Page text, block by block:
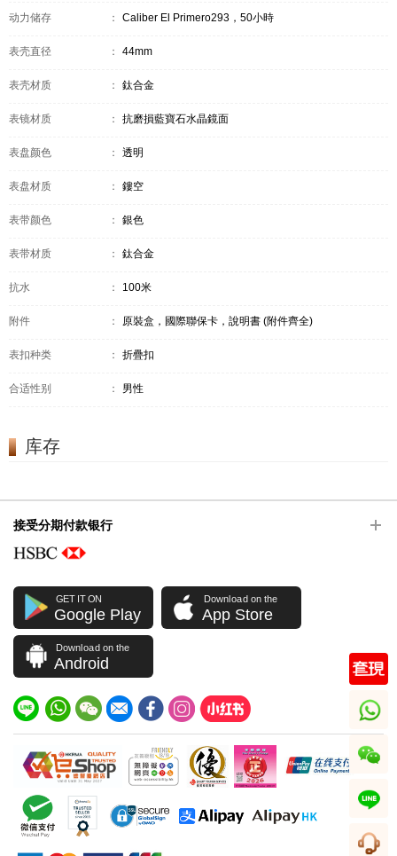
动力储存 ： Caliber El Primero293，50小時
表壳直径 ： 44mm
表壳材质 ： 鈦合金
表镜材质 ： 抗磨損藍寶石水晶鏡面
表盘颜色 ： 透明
表盘材质 ： 鏤空
表带颜色 ： 銀色
表带材质 ： 鈦合金
抗水 ： 100米
附件 ： 原裝盒，國際聯保卡，說明書 (附件齊全)
表扣种类 ： 折疊扣
合适性别 ： 男性
库存
接受分期付款银行
GET IT ON
Google Play
Download on the
App Store
Download on the
Android
whatsapp